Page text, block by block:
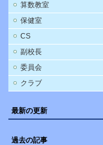
算数教室
保健室
CS
副校長
委員会
クラブ
最新の更新
過去の記事